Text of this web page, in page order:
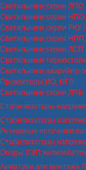
Светильники серии ЛПО
Светильники серии
Светильники серии
Светильники серии
Светильники серии
Светильники
Светильники аварийно-
Прожекторы ИО, МГЛ
Светильники серии ЛПБ
Стабилизаторы
Стабилизаторы
Резервные источники
Стабилизаторы
Опоры ЛЭП
Арматура для монтажа